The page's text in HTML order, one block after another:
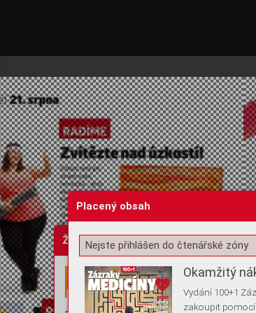
Žádost o souhlas s ukládáním
Placený obsah
Nejste přihlášen do čtenářské zóny
Okamžitý
Vydání 100+1
zakoupit